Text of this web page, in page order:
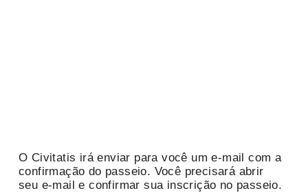
O Civitatis irá enviar para você um e-mail com a
confirmação do passeio. Você precisará abrir
seu e-mail e confirmar sua inscrição no passeio.